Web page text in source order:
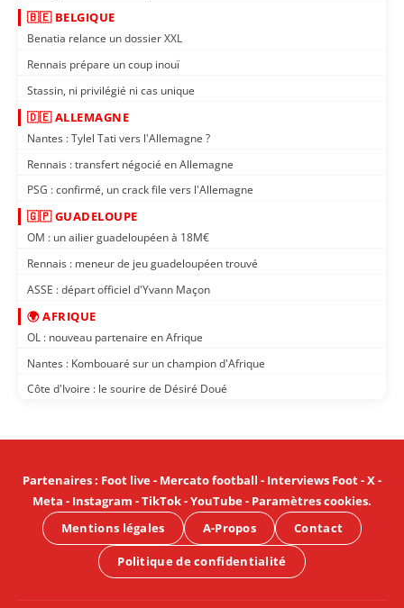
🇧🇪 BELGIQUE
Benatia relance un dossier XXL
Rennais prépare un coup inouï
Stassin, ni privilégié ni cas unique
🇩🇪 ALLEMAGNE
Nantes : Tylel Tati vers l'Allemagne ?
Rennais : transfert négocié en Allemagne
PSG : confirmé, un crack file vers l'Allemagne
🇬🇵 GUADELOUPE
OM : un ailier guadeloupéen à 18M€
Rennais : meneur de jeu guadeloupéen trouvé
ASSE : départ officiel d'Yvann Maçon
🌍 AFRIQUE
OL : nouveau partenaire en Afrique
Nantes : Kombouaré sur un champion d'Afrique
Côte d'Ivoire : le sourire de Désiré Doué
Partenaires: Foot live- Mercato football - Interviews Foot-X-
Meta - Instagram -TikTok-YouTube- Paramètres cookies.
Mentions légales
A-Propos Contact
Politique de confidentialité